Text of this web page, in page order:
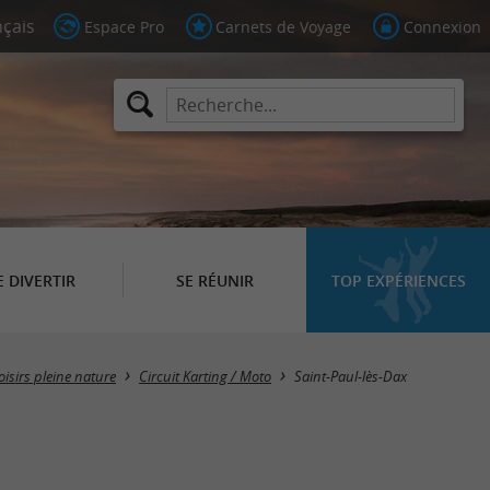
Espace Pro Carnets de Voyage Connexion
DIVERTIR SE RÉUNIR TOP EXPÉRIENCES
Masquer la carte
pleine nature Circuit Karting / Moto Saint-Paul-lès-Dax